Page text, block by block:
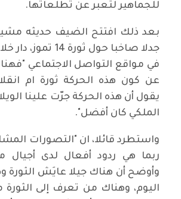
للجماهير لتعبر عن تطلعاتها.
بعد ذلك افتتح الضيف حديثه
جدلا صاخبا حول ثورة
في مواقع التواصل الاجتماعي
عن كون هذه الحركة ثورة ام
يقول أن هذه الحركة جرّت علينا
الملكي كان أفضل".
واستطرد قائلا، ان "التصورات
ربما هي ردود أفعال لدى أجيال
وأوضح أن هناك جيلا عايَش الثورة
اليوم، وهناك من تعرف إلى الثورة